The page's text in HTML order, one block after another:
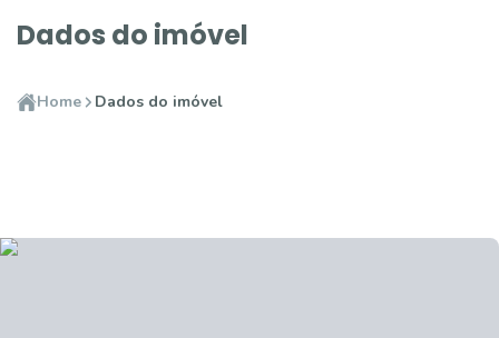
Dados do imóvel
Home Dados do imóvel